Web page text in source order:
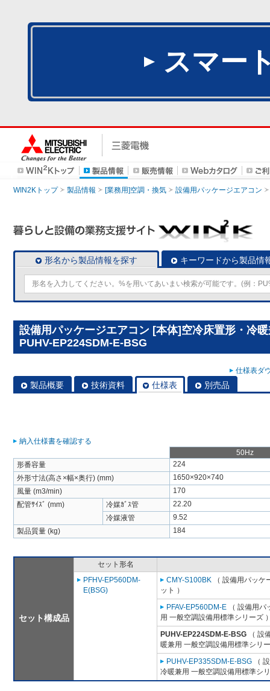
スマー
WIN2Kトップ 製品情報 [業務用]空調・換気 設備用パッケージエアコン
形名から製品情報を探す キーワードから製品情
設備用パッケージエアコン [本体]空冷床置形・冷
PUHV-EP224SDM-E-BSG
仕様表ダ
製品概要 技術資料 仕様表 別売品
納入仕様書を確認する
50Hz
形番容量
224
外形寸法(高さ×幅×奥行) (mm)
1650×920×740
風量 (m3/min)
170
配管ｻｲｽﾞ (mm)
冷媒ｶﾞｽ管
22.20
冷媒液管
9.52
製品質量 (kg)
184
セット構成品
セット形名
PFHV-EP560DM-
E(BSG)
CMY-S100BK （ 設備用パッケ
ット ）
PFAV-EP560DM-E （ 設備用
用 一般空調設備用標準シリーズ
PUHV-EP224SDM-E-BSG （ 設
暖兼用 一般空調設備用標準シリ
PUHV-EP335SDM-E-BSG （
冷暖兼用 一般空調設備用標準シ